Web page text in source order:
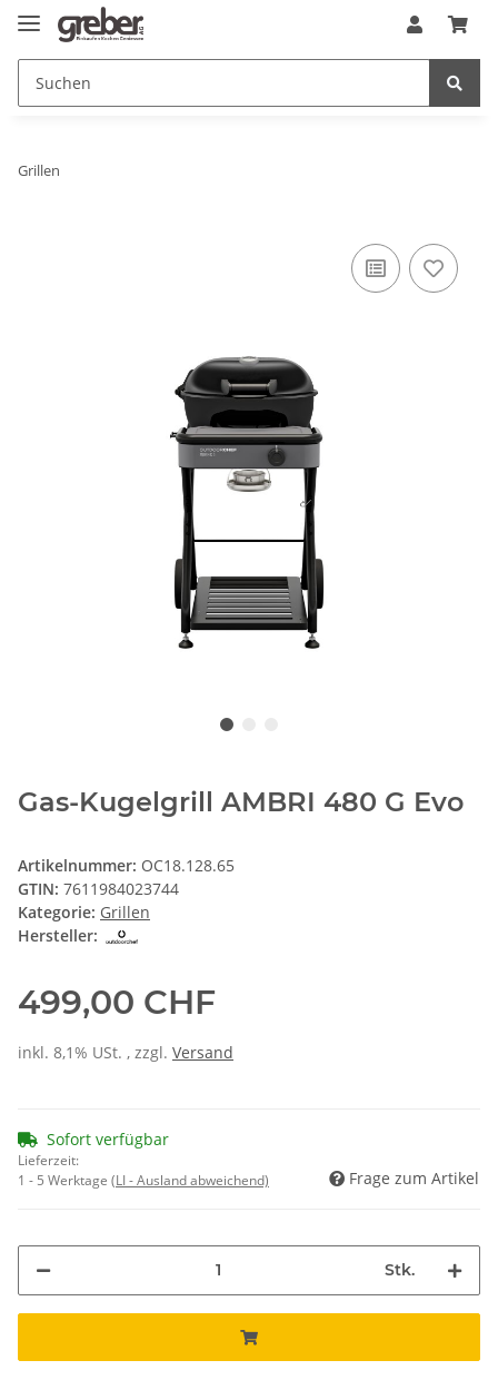
Grillen
Gas-Kugelgrill AMBRI 480 G Evo
Artikelnummer: OC18.128.65
GTIN: 7611984023744
Kategorie: Grillen
Hersteller:
499,00 CHF
inkl. 8,1% USt. , zzgl. Versand
Sofort verfügbar
Lieferzeit:
1 - 5 Werktage (LI - Ausland abweichend) Frage zum Artikel
Stk.